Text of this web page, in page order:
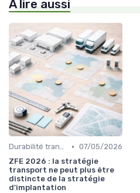
À lire aussi
Durabilité transport • 07/05/2026
ZFE 2026 : la stratégie
transport ne peut plus être
distincte de la stratégie
d'implantation